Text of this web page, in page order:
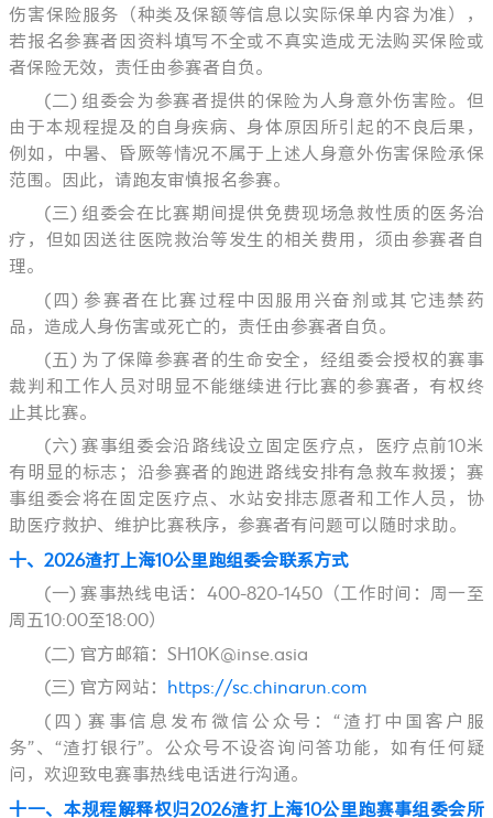
伤害保险服务（种类及保额等信息以实际保单内容为准），
若报名参赛者因资料填写不全或不真实造成无法购买保险或
者保险无效，责任由参赛者自负。
(二) 组委会为参赛者提供的保险为人身意外伤害险。但
由于本规程提及的自身疾病、身体原因所引起的不良后果，
例如，中暑、昏厥等情况不属于上述人身意外伤害保险承保
范围。因此，请跑友审慎报名参赛。
(三) 组委会在比赛期间提供免费现场急救性质的医务治
疗，但如因送往医院救治等发生的相关费用，须由参赛者自
理。
(四) 参赛者在比赛过程中因服用兴奋剂或其它违禁药
品，造成人身伤害或死亡的，责任由参赛者自负。
(五) 为了保障参赛者的生命安全，经组委会授权的赛事
裁判和工作人员对明显不能继续进行比赛的参赛者，有权终
止其比赛。
(六) 赛事组委会沿路线设立固定医疗点，医疗点前10米
有明显的标志；沿参赛者的跑进路线安排有急救车救援；赛
事组委会将在固定医疗点、水站安排志愿者和工作人员，协
助医疗救护、维护比赛秩序，参赛者有问题可以随时求助。
十、2026渣打上海10公里跑组委会联系方式
(一) 赛事热线电话：400-820-1450（工作时间：周一至
周五10:00至18:00）
(二) 官方邮箱：SH10K@inse.asia
(三) 官方网站：
https://sc.chinarun.com
(四) 赛事信息发布微信公众号：“渣打中国客户服
务”、“渣打银行”。公众号不设咨询问答功能，如有任何疑
问，欢迎致电赛事热线电话进行沟通。
十一、 本规程解释权归2026渣打上海10公里跑赛事组委会所